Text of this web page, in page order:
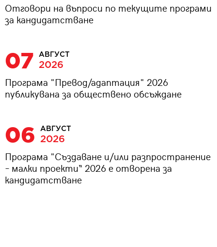
Отговори на въпроси по текущите програми
за кандидатстване
07 АВГУСТ
2026
Програма "Превод/адаптация" 2026
публикувана за обществено обсъждане
06 АВГУСТ
2026
Програма "Създаване и/или разпространение
– малки проекти“ 2026 е отворена за
кандидатстване